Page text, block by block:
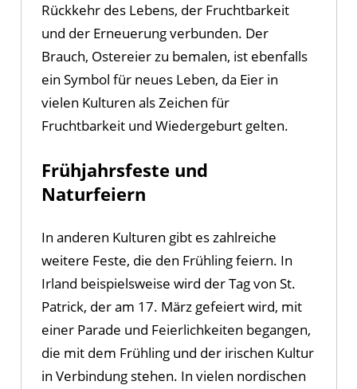
Rückkehr des Lebens, der Fruchtbarkeit
und der Erneuerung verbunden. Der
Brauch, Ostereier zu bemalen, ist ebenfalls
ein Symbol für neues Leben, da Eier in
vielen Kulturen als Zeichen für
Fruchtbarkeit und Wiedergeburt gelten.
Frühjahrsfeste und
Naturfeiern
In anderen Kulturen gibt es zahlreiche
weitere Feste, die den Frühling feiern. In
Irland beispielsweise wird der Tag von St.
Patrick, der am 17. März gefeiert wird, mit
einer Parade und Feierlichkeiten begangen,
die mit dem Frühling und der irischen Kultur
in Verbindung stehen. In vielen nordischen